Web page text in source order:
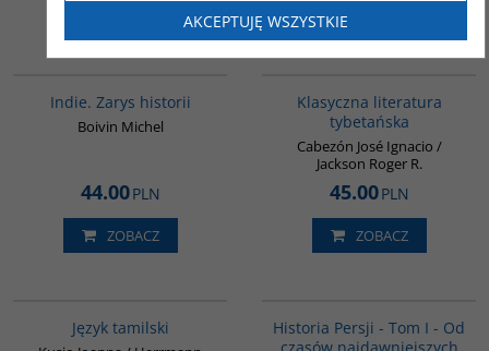
G108
Indie. Zarys historii
Boivin Michel
44.00PLN
ZOBACZ
G145
Klasyczna literatura
tybetańska
Cabezón José Ignacio /
Jackson Roger R.
45.00PLN
ZOBACZ
Język tamilski
Historia Persji - Tom I - Od
AKCEPTUJĘ WSZYSTKIE